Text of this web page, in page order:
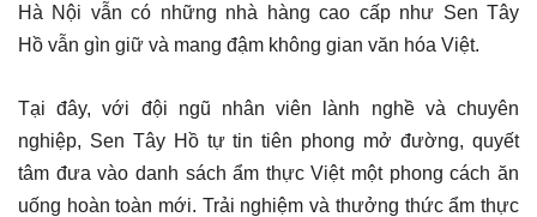
Hà Nội vẫn có những nhà hàng cao cấp như Sen Tây
Hồ vẫn gìn giữ và mang đậm không gian văn hóa Việt.
Tại đây, với đội ngũ nhân viên lành nghề và chuyên
nghiệp, Sen Tây Hồ tự tin tiên phong mở đường, quyết
tâm đưa vào danh sách ẩm thực Việt một phong cách ăn
uống hoàn toàn mới. Trải nghiệm và thưởng thức ẩm thực